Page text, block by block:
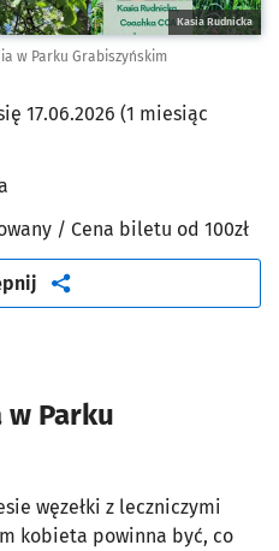
Kasia Rudnicka
w Parku Grabiszyńskim
17.06.2026 (1 miesiąc
/ Cena biletu od 100zł
artykuł
Parku
węzełki z leczniczymi
kobieta powinna być, co